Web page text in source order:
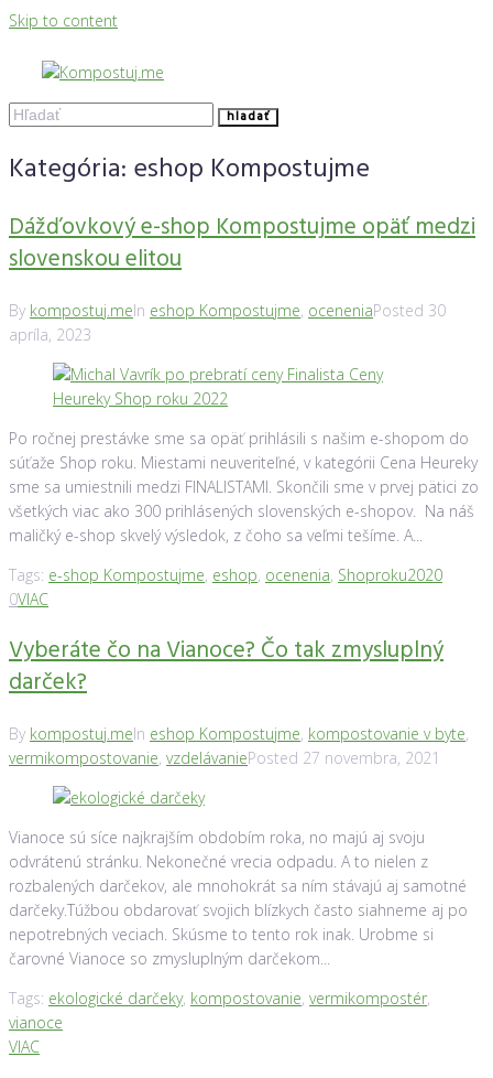
Skip to content
hladať
Kategória: eshop Kompostujme
Dážďovkový e-shop Kompostujme opäť medzi
slovenskou elitou
By kompostuj.meIn eshop Kompostujme, oceneniaPosted 30
apríla, 2023
Po ročnej prestávke sme sa opäť prihlásili s našim e-shopom do
súťaže Shop roku. Miestami neuveriteľné, v kategórii Cena Heureky
sme sa umiestnili medzi FINALISTAMI. Skončili sme v prvej pätici zo
všetkých viac ako 300 prihlásených slovenských e-shopov. Na náš
maličký e-shop skvelý výsledok, z čoho sa veľmi tešíme. A...
Tags: e-shop Kompostujme, eshop, ocenenia, Shoproku2020
0VIAC
Vyberáte čo na Vianoce? Čo tak zmysluplný
darček?
By kompostuj.meIn eshop Kompostujme, kompostovanie v byte,
vermikompostovanie, vzdelávaniePosted 27 novembra, 2021
Vianoce sú síce najkrajším obdobím roka, no majú aj svoju
odvrátenú stránku. Nekonečné vrecia odpadu. A to nielen z
rozbalených darčekov, ale mnohokrát sa ním stávajú aj samotné
darčeky.Túžbou obdarovať svojich blízkych často siahneme aj po
nepotrebných veciach. Skúsme to tento rok inak. Urobme si
čarovné Vianoce so zmysluplným darčekom...
Tags: ekologické darčeky, kompostovanie, vermikompostér,
vianoce
VIAC